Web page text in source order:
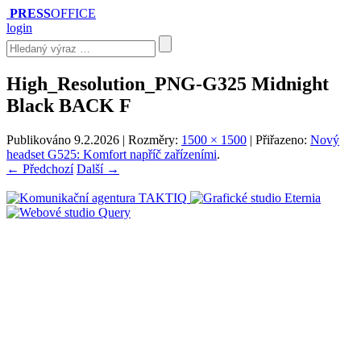
PRESSOFFICE
login
High_Resolution_PNG-G325 Midnight
Black BACK F
Publikováno 9.2.2026 | Rozměry: 1500 × 1500 | Přiřazeno: Nový
headset G525: Komfort napříč zařízeními.
← Předchozí Další →